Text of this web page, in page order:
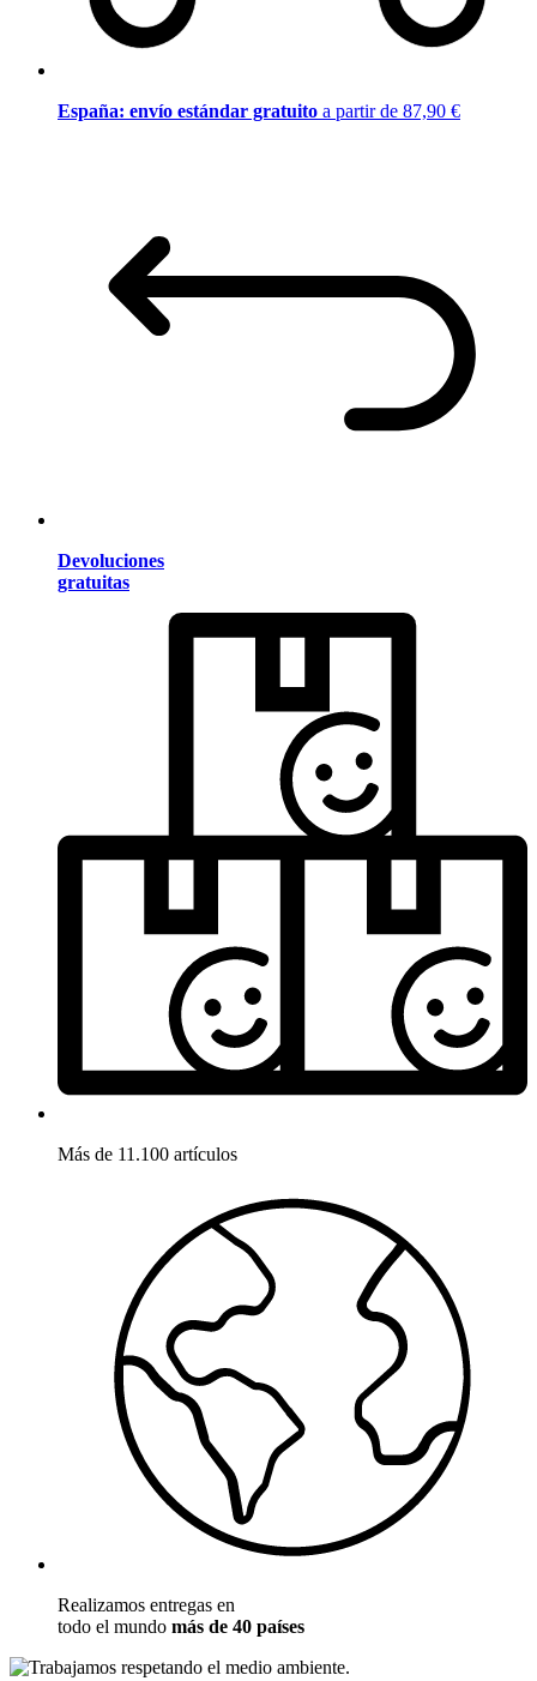
España: envío estándar gratuito a partir de 87,90 €
Devoluciones
gratuitas
Más de 11.100 artículos
Realizamos entregas en
todo el mundo más de 40 países